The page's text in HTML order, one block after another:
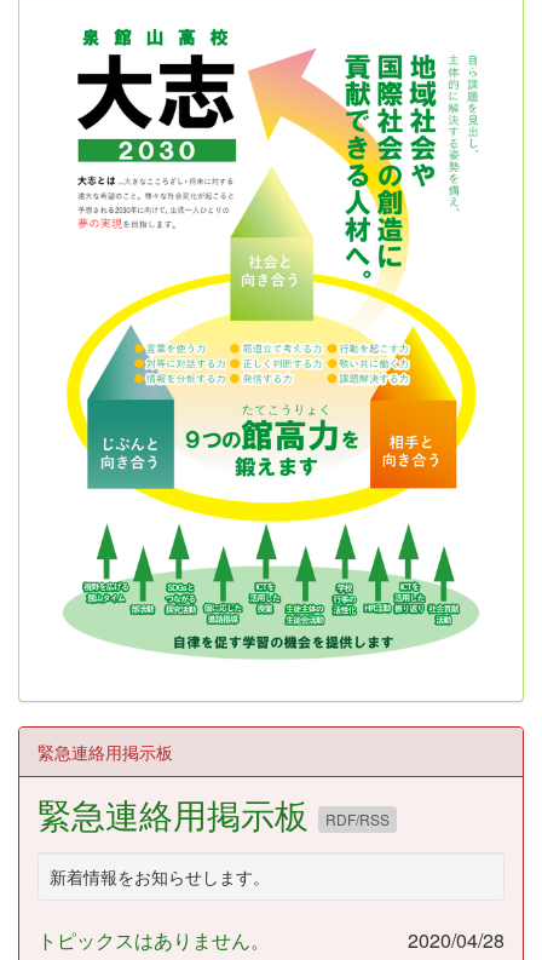
緊急連絡用掲示板
緊急連絡用掲示板 RDF/RSS
新着情報をお知らせします。
トピックスはありません。 2020/04/28